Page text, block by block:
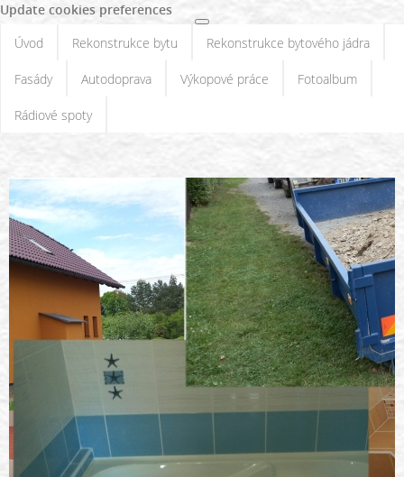
Update cookies preferences
Úvod
Rekonstrukce bytu Rekonstrukce bytového jádra
Fasády Autodoprava Výkopové práce Fotoalbum
Rádiové spoty